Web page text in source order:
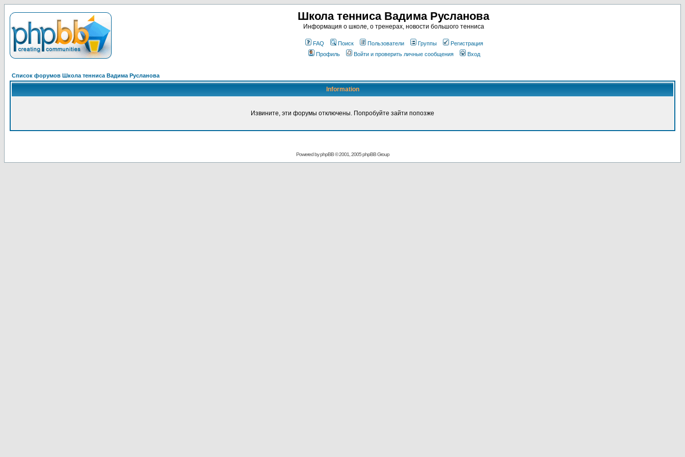
Школа тенниса Вадима Русланова
Информация о школе, о тренерах, новости большого тенниса
FAQ Поиск Пользователи Группы
Регистрация
Профиль
Войти и проверить личные сообщения Вход
Список форумов Школа тенниса Вадима Русланова
Information
Извините, эти форумы отключены. Попробуйте зайти попозже
Powered byphpBB© 2001, 2005 phpBB Group